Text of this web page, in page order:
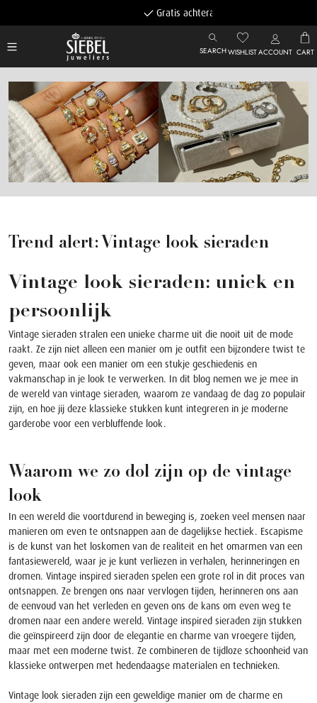
Gratis achteraf betalen
SEARCHWISHLISTACCOUNT CART
Trend alert: Vintage look sieraden
Vintage look sieraden: uniek en
persoonlijk
Vintage sieraden stralen een unieke charme uit die nooit uit de mode
raakt. Ze zijn niet alleen een manier om je outfit een bijzondere twist te
geven, maar ook een manier om een stukje geschiedenis en
vakmanschap in je look te verwerken. In dit blog nemen we je mee in
de wereld van vintage sieraden, waarom ze vandaag de dag zo populair
zijn, en hoe jij deze klassieke stukken kunt integreren in je moderne
garderobe voor een verbluffende look.
Waarom we zo dol zijn op de vintage
look
In een wereld die voortdurend in beweging is, zoeken veel mensen naar
manieren om even te ontsnappen aan de dagelijkse hectiek. Escapisme
is de kunst van het loskomen van de realiteit en het omarmen van een
fantasiewereld, waar je je kunt verliezen in verhalen, herinneringen en
dromen. Vintage inspired sieraden spelen een grote rol in dit proces van
ontsnappen. Ze brengen ons naar vervlogen tijden, herinneren ons aan
de eenvoud van het verleden en geven ons de kans om even weg te
dromen naar een andere wereld. Vintage inspired sieraden zijn stukken
die geïnspireerd zijn door de elegantie en charme van vroegere tijden,
maar met een moderne twist. Ze combineren de tijdloze schoonheid van
klassieke ontwerpen met hedendaagse materialen en technieken.
Vintage look sieraden zijn een geweldige manier om de charme en